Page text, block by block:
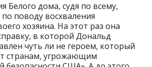
Белого дома, судя по всему,
поводу восхваления
хозяина. На этот раз она
в которой Дональд
чуть ли не героем, который
странам, угрожающим